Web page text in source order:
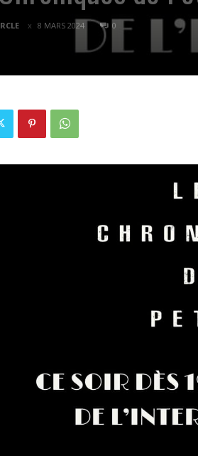
8 MARS 2024 0